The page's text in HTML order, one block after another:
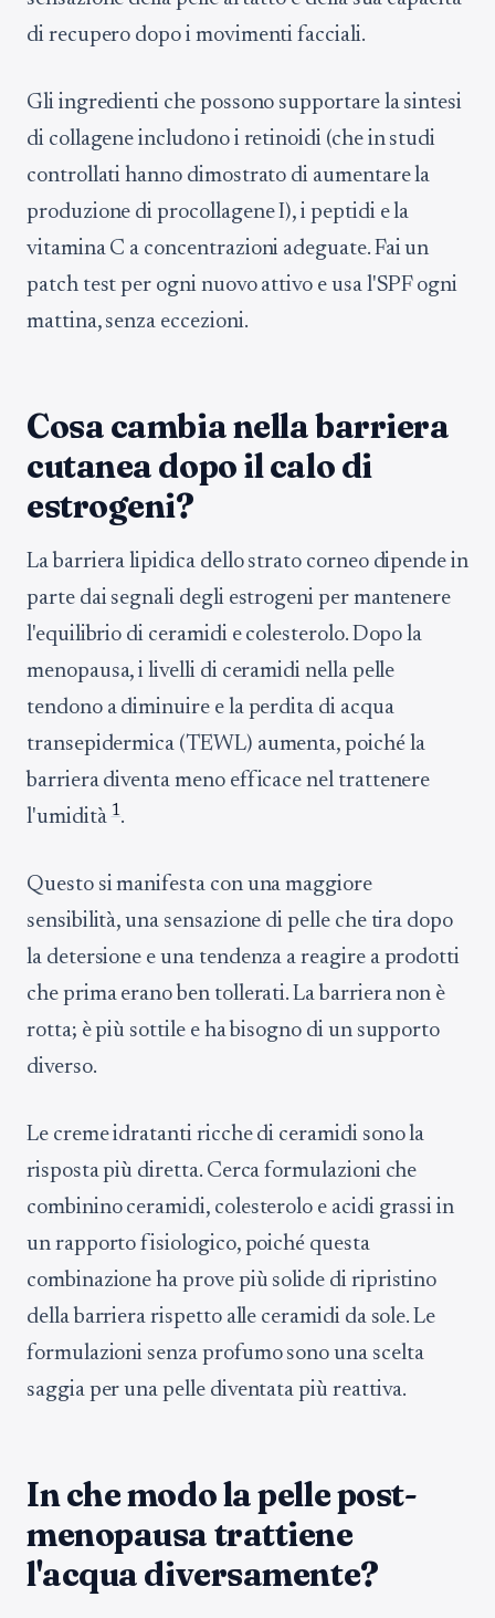
di recupero dopo i movimenti facciali.
Gli ingredienti che possono supportare la sintesi
di collagene includono i retinoidi (che in studi
controllati hanno dimostrato di aumentare la
produzione di procollagene I), i peptidi e la
vitamina C a concentrazioni adeguate. Fai un
patch test per ogni nuovo attivo e usa l'SPF ogni
mattina, senza eccezioni.
Cosa cambia nella barriera
cutanea dopo il calo di
estrogeni?
La barriera lipidica dello strato corneo dipende in
parte dai segnali degli estrogeni per mantenere
l'equilibrio di ceramidi e colesterolo. Dopo la
menopausa, i livelli di ceramidi nella pelle
tendono a diminuire e la perdita di acqua
transepidermica (TEWL) aumenta, poiché la
barriera diventa meno efficace nel trattenere
l'umidità1.
Questo si manifesta con una maggiore
sensibilità, una sensazione di pelle che tira dopo
la detersione e una tendenza a reagire a prodotti
che prima erano ben tollerati. La barriera non è
rotta; è più sottile e ha bisogno di un supporto
diverso.
Le creme idratanti ricche di ceramidi sono la
risposta più diretta. Cerca formulazioni che
combinino ceramidi, colesterolo e acidi grassi in
un rapporto fisiologico, poiché questa
combinazione ha prove più solide di ripristino
della barriera rispetto alle ceramidi da sole. Le
formulazioni senza profumo sono una scelta
saggia per una pelle diventata più reattiva.
In che modo la pelle post-
menopausa trattiene
l'acqua diversamente?